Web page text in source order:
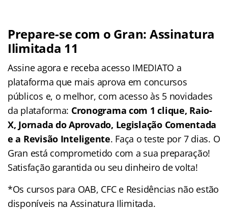
Prepare-se com o Gran: Assinatura
Ilimitada 11
Assine agora e receba acesso IMEDIATO a
plataforma que mais aprova em concursos
públicos e, o melhor, com acesso às 5 novidades
da plataforma: Cronograma com 1 clique, Raio-
X, Jornada do Aprovado, Legislação Comentada
e a Revisão Inteligente. Faça o teste por 7 dias. O
Gran está comprometido com a sua preparação!
Satisfação garantida ou seu dinheiro de volta!
*Os cursos para OAB, CFC e Residências não estão
disponíveis na Assinatura Ilimitada.